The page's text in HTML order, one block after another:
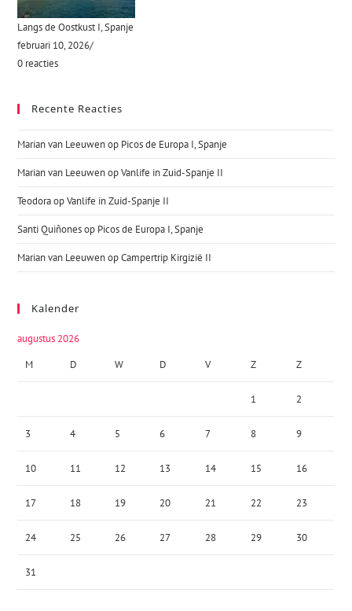
Langs de Oostkust I, Spanje
februari 10, 2026/
0 reacties
Recente Reacties
Marian van Leeuwenop Picos de Europa I, Spanje
Marian van LeeuwenopVanlife in Zuid-Spanje II
TeodoraopVanlife in Zuid-Spanje II
Santi Quiñonesop Picos de Europa I, Spanje
Marian van LeeuwenopCampertrip Kirgizië II
Kalender
augustus 2026
M
D W D V Z Z
1 2
3 4 5 6 7 8 9
10 11 12 13 14 15 16
17 18 19 20 21 22 23
24 25 26 27 28 29 30
31